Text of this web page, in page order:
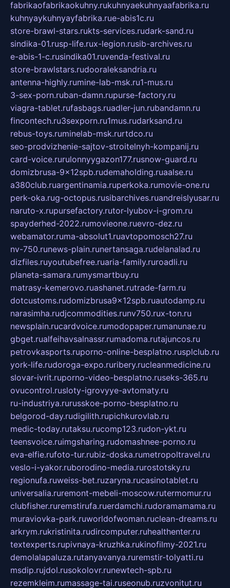
fabrikaofabrikaokuhny.rukuhnyaekuhnyaafabrika.ru
kuhnyaykuhnyayfabrika.rue-abis1c.ru
store-brawl-stars.rukts-services.rudark-sand.ru
sindika-01.rusp-life.rux-legion.rusib-archives.ru
e-abis-1-c.rusindika01.ruvenda-festival.ru
store-brawlstars.rudooraleksandria.ru
antenna-highly.rumine-lab-msk.ru1-mus.ru
3-sex-porn.ruban-damn.rupurse-factory.ru
viagra-tablet.rufasbags.ruadler-jun.rubandamn.ru
fincontech.ru3sexporn.ru1mus.rudarksand.ru
rebus-toys.ruminelab-msk.rurtdco.ru
seo-prodvizhenie-sajtov-stroitelnyh-kompanij.ru
card-voice.rurulonnyygazon177.rusnow-guard.ru
domizbrusa-9x12spb.rudemaholding.ruaalse.ru
a380club.ruargentinamia.ruperkoka.rumovie-one.ru
perk-oka.rug-octopus.rusibarchives.ruandreislyusar.ru
naruto-x.rupursefactory.rutor-lyubov-i-grom.ru
spayderhed-2022.rumovieone.ruevro-dez.ru
webamator.ruma-absolut1.ruavtopomosch27.ru
nv-750.runews-plain.runertansaga.rudelanalad.ru
dizfiles.ruyoutubefree.ruaria-family.ruroadli.ru
planeta-samara.rumysmartbuy.ru
matrasy-kemerovo.ruashanet.rutrade-farm.ru
dotcustoms.rudomizbrusa9x12spb.ruautodamp.ru
narasimha.rudjcommodities.runv750.rux-ton.ru
newsplain.rucardvoice.rumodopaper.rumanunae.ru
gbget.rualfeihavsalnassr.rumadoma.rutajuncos.ru
petrovkasports.ruporno-online-besplatno.rusplclub.ru
york-life.rudoroga-expo.ruribery.rucleanmedicine.ru
slovar-ivrit.ruporno-video-besplatno.ruseks-365.ru
ovucontrol.rusloty-igrovyye-avtomaty.ru
ru-industriya.rurusskoe-porno-besplatno.ru
belgorod-day.rudigilith.rupichkurovlab.ru
medic-today.rutaksu.rucomp123.rudon-ykt.ru
teensvoice.ruimgsharing.rudomashnee-porno.ru
eva-elfie.rufoto-tur.rubiz-doska.rumetropoltravel.ru
veslo-i-yakor.ruborodino-media.rurostotsky.ru
regionufa.ruweiss-bet.ruzaryna.rucasinotablet.ru
universalia.ruremont-mebeli-moscow.rutermomur.ru
clubfisher.ruremstirufa.ruerdamchi.rudoramamama.ru
muraviovka-park.ruworldofwoman.ruclean-dreams.ru
arkrym.rukristinita.rudircomputer.ruhealthenter.ru
textexperts.rupivnaya-kruzhka.rukinofilmy-2021.ru
demolalapaluza.rutanyavanya.ruremstir-tolyatti.ru
msdip.rujdol.rusokolovr.runewtech-spb.ru
rezemkleim.rumassage-tai.ruseonub.ruzvonitut.ru